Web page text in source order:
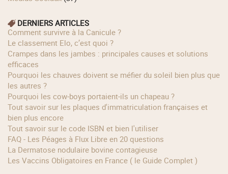
DERNIERS ARTICLES
Comment survivre à la Canicule ?
Le classement Elo, c’est quoi ?
Crampes dans les jambes : principales causes et solutions
efficaces
Pourquoi les chauves doivent se méfier du soleil bien plus que
les autres ?
Pourquoi les cow‑boys portaient‑ils un chapeau ?
Tout savoir sur les plaques d'immatriculation françaises et
bien plus encore
Tout savoir sur le code ISBN et bien l'utiliser
FAQ - Les Péages à Flux Libre en 20 questions
La Dermatose nodulaire bovine contagieuse
Les Vaccins Obligatoires en France ( le Guide Complet )